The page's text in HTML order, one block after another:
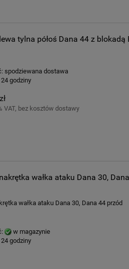
tylna półoś Dana 44 z blokadą
spodziewana dostawa
24 godziny
VAT, bez kosztów dostawy
wałka ataku Dana 30,
wałka ataku Dana 30, Dana 44 przód
w magazynie
24 godziny